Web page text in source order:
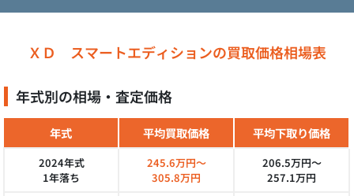
ＸＤ スマートエディションの買取価格相場表
年式別の相場・査定価格
年式 平均買取価格 平均下取り価格
2024年式
1年落ち
245.6万円～
305.8万円
206.5万円～
257.1万円